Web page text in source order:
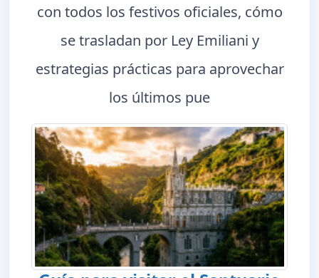
con todos los festivos oficiales, cómo
se trasladan por Ley Emiliani y
estrategias prácticas para aprovechar
los últimos pue